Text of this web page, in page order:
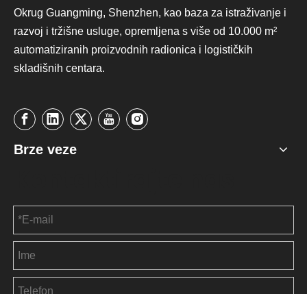
Okrug Guangming, Shenzhen, kao baza za istraživanje i
razvoj i tržišne usluge, opremljena s više od 10.000 m²
automatiziranih proizvodnih radionica i logističkih
skladišnih centara.
Brze veze